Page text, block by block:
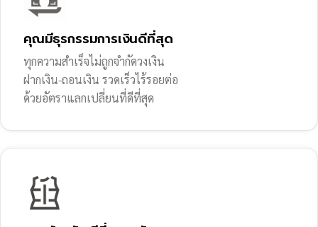
คุณมีธุรกรรมการเงินดีที่สุด
ทุกความสำเร็จไม่ถูกจำกัดวงเงิน
ฝากเงิน-ถอนเงิน รวดเร็วไร้รอยต่อ
ด้วยอัตราแลกเปลี่ยนที่ดีที่สุด